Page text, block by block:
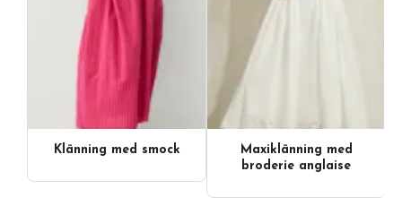
Klänning med smock
Maxiklänning med
broderie anglaise